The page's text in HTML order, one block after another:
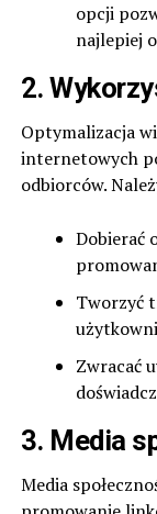
opcji
najlepiej
2.
Optymalizacja
internetowych
odbiorców.
Dobierać
Tworzyć
Zwracać
3. Media
Media